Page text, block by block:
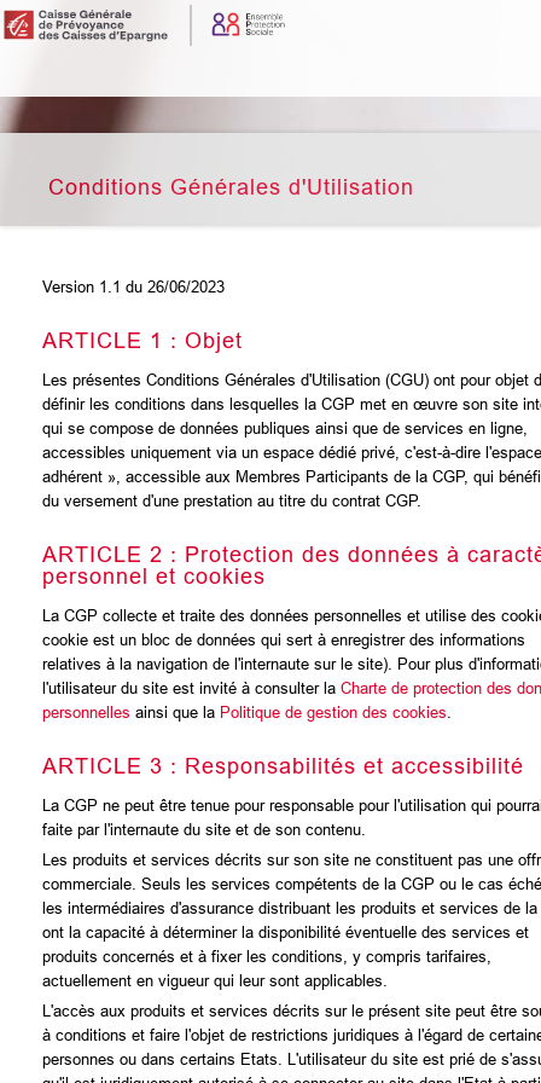
Conditions Générales d'Utilisation
Version 1.1 du 26/06/2023
ARTICLE 1 : Objet
Les présentes Conditions Générales d'Utilisation (CGU) ont pour objet
définir les conditions dans lesquelles la CGP met en œuvre son site
qui se compose de données publiques ainsi que de services en ligne,
accessibles uniquement via un espace dédié privé, c'est-à-dire
adhérent », accessible aux Membres Participants de la CGP, qui
du versement d'une prestation au titre du contrat CGP.
ARTICLE 2 : Protection des données à
personnel et cookies
La CGP collecte et traite des données personnelles et utilise des
cookie est un bloc de données qui sert à enregistrer des informations
relatives à la navigation de l'internaute sur le site). Pour plus
l'utilisateur du site est invité à consulter la Charte de protection des
personnelles ainsi que la Politique de gestion des cookies
ARTICLE 3 : Responsabilités et accessibilité
La CGP ne peut être tenue pour responsable pour l'utilisation qui
faite par l'internaute du site et de son contenu.
Les produits et services décrits sur son site ne constituent pas une
commerciale. Seuls les services compétents de la CGP ou le cas
les intermédiaires d'assurance distribuant les produits et services de la
ont la capacité à déterminer la disponibilité éventuelle des services et
produits concernés et à fixer les conditions, y compris tarifaires,
actuellement en vigueur qui leur sont applicables.
L'accès aux produits et services décrits sur le présent site peut être
à conditions et faire l'objet de restrictions juridiques à l'égard de
personnes ou dans certains Etats. L'utilisateur du site est prié de